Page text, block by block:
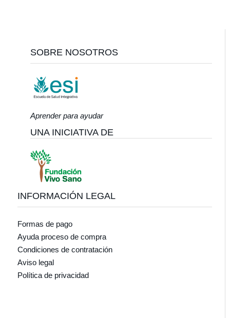
SOBRE NOSOTROS
Aprender para ayudar
UNA INICIATIVA DE
INFORMACIÓN LEGAL
Formas de pago
Ayuda proceso de compra
Condiciones de contratación
Aviso legal
Política de privacidad